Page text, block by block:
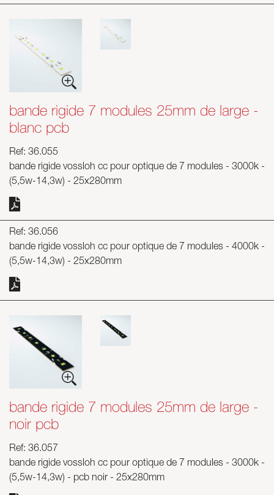
bande rigide 7 modules 25mm de large -
blanc pcb
Ref: 36.055
bande rigide vossloh cc pour optique de 7 modules - 3000k -
(5,5w-14,3w) - 25x280mm
Ref: 36.056
bande rigide vossloh cc pour optique de 7 modules - 4000k -
(5,5w-14,3w) - 25x280mm
bande rigide 7 modules 25mm de large -
noir pcb
Ref: 36.057
bande rigide vossloh cc pour optique de 7 modules - 3000k -
(5,5w-14,3w) - pcb noir - 25x280mm